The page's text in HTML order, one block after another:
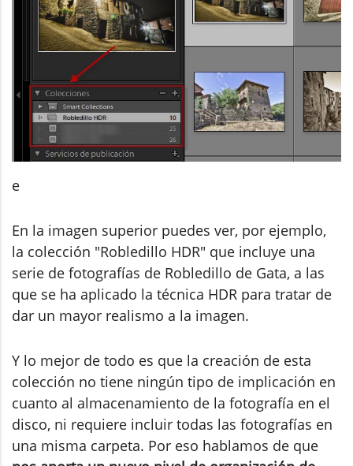
e
En la imagen superior puedes ver, por ejemplo,
la colección "Robledillo HDR" que incluye una
serie de fotografías de Robledillo de Gata, a las
que se ha aplicado la técnica HDR para tratar de
dar un mayor realismo a la imagen.
Y lo mejor de todo es que la creación de esta
colección no tiene ningún tipo de implicación en
cuanto al almacenamiento de la fotografía en el
disco, ni requiere incluir todas las fotografías en
una misma carpeta. Por eso hablamos de que